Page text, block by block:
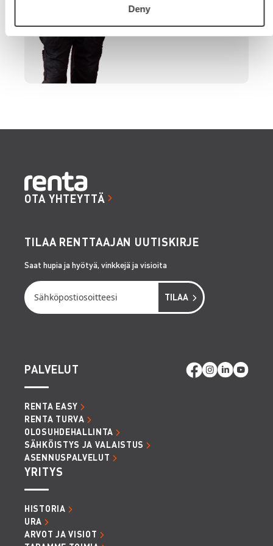
Deny
OTA YHTEYTTÄ
TILAA RENTTAAJAN UUTISKIRJE
Saat hupia ja hyötyä, vinkkejä ja visioita
PALVELUT
RENTA EASY
RENTA TURVA
OLOSUHDEHALLINTA
SÄHKÖISTYS JA VALAISTUS
ASENNUSPALVELUT
YRITYS
HISTORIA
URA
ARVOT JA VISIOT